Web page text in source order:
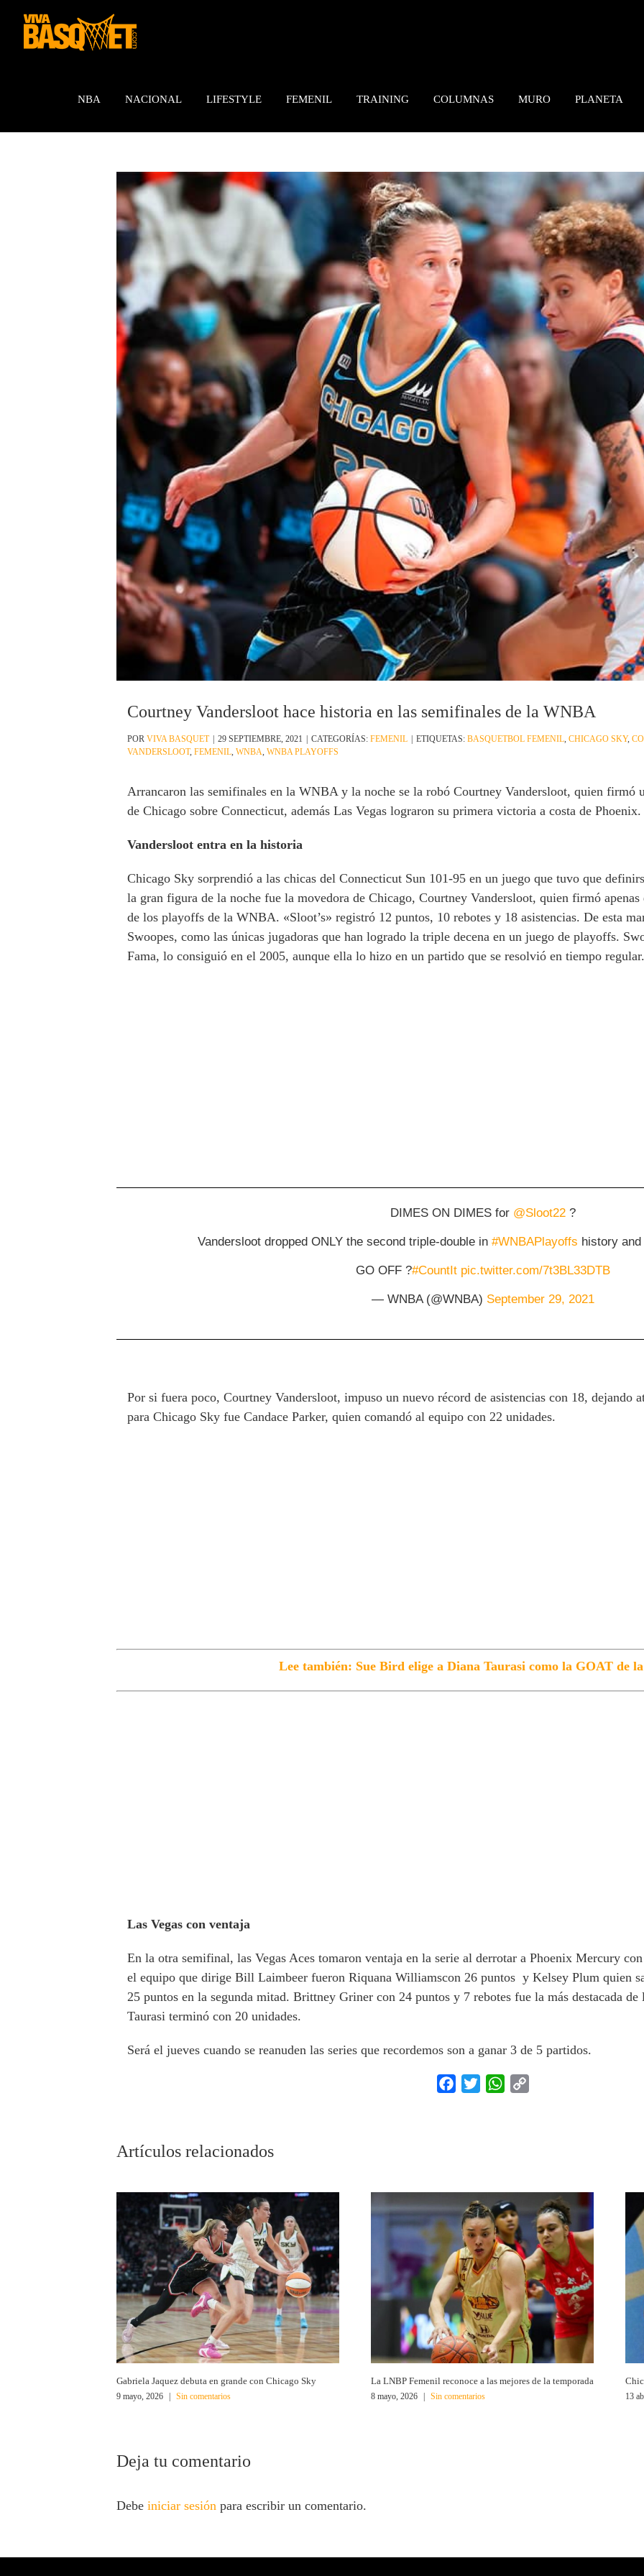
contenido
NBA NACIONAL LIFESTYLE FEMENIL TRAINING COLUMNAS MURO PLANETA
Courtney Vandersloot hace historia en las semifinales de la WNBA
POR VIVA BASQUET 29 SEPTIEMBRE, 2021 CATEGORÍAS: FEMENIL ETIQUETAS: BASQUETBOL FEMENIL, CHICAGO SKY,
VANDERSLOOT, FEMENIL, WNBA, WNBA PLAYOFFS
Arrancaron las semifinales en la WNBA y la noche se la robó Courtney Vandersloot, quien firmó
de Chicago sobre Connecticut, además Las Vegas lograron su primera victoria a costa de Phoenix.
Vandersloot entra en la historia
Chicago Sky sorprendió a las chicas del Connecticut Sun 101-95 en un juego que tuvo que
la gran figura de la noche fue la movedora de Chicago, Courtney Vandersloot, quien firmó
de los playoffs de la WNBA. «Sloot’s» registró 12 puntos, 10 rebotes y 18 asistencias. De esta
Swoopes, como las únicas jugadoras que han logrado la triple decena en un juego de playoffs.
Fama, lo consiguió en el 2005, aunque ella lo hizo en un partido que se resolvió en tiempo regular.
DIMES ON DIMES for @Sloot22 ?
Vandersloot dropped ONLY the second triple-double in #WNBAPlayoffs history
GO OFF ?#CountIt pic.twitter.com/7t3BL33DTB
— WNBA (@WNBA) September 29, 2021
Por si fuera poco, Courtney Vandersloot, impuso un nuevo récord de asistencias con 18, dejando
para Chicago Sky fue Candace Parker, quien comandó al equipo con 22 unidades.
Lee también: Sue Bird elige a Diana Taurasi como la GOAT de
Las Vegas con ventaja
En la otra semifinal, las Vegas Aces tomaron ventaja en la serie al derrotar a Phoenix Mercury
el equipo que dirige Bill Laimbeer fueron Riquana Williamscon 26 puntos y Kelsey Plum quien
25 puntos en la segunda mitad. Brittney Griner con 24 puntos y 7 rebotes fue la más destacada
Taurasi terminó con 20 unidades.
Será el jueves cuando se reanuden las series que recordemos son a ganar 3 de 5 partidos.
Facebook
Twitter WhatsApp
Artículos relacionados
Gabriela Jaquez debuta en grande con Chicago Sky
9 mayo, 2026 | Sin comentarios
La LNBP Femenil reconoce a las mejores de la temporada
8 mayo, 2026 | Sin comentarios 13
Deja tu comentario
Debe iniciar sesión para escribir un comentario.